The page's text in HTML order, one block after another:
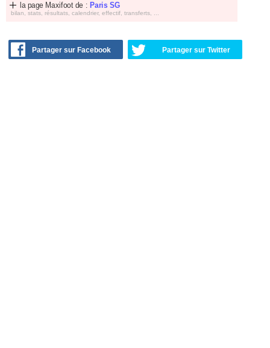
la page Maxifoot de : Paris SG
bilan, stats, résultats, calendrier, effectif, transferts, ...
Partager sur Facebook Partager sur Twitter